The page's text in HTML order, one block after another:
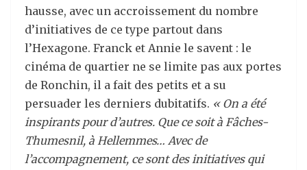
hausse, avec un accroissement du nombre
d’initiatives de ce type partout dans
l’Hexagone. Franck et Annie le savent : le
cinéma de quartier ne se limite pas aux portes
de Ronchin, il a fait des petits et a su
persuader les derniers dubitatifs. « On a été
inspirants pour d’autres. Que ce soit à Fâches-
Thumesnil, à Hellemmes… Avec de
l’accompagnement, ce sont des initiatives qui